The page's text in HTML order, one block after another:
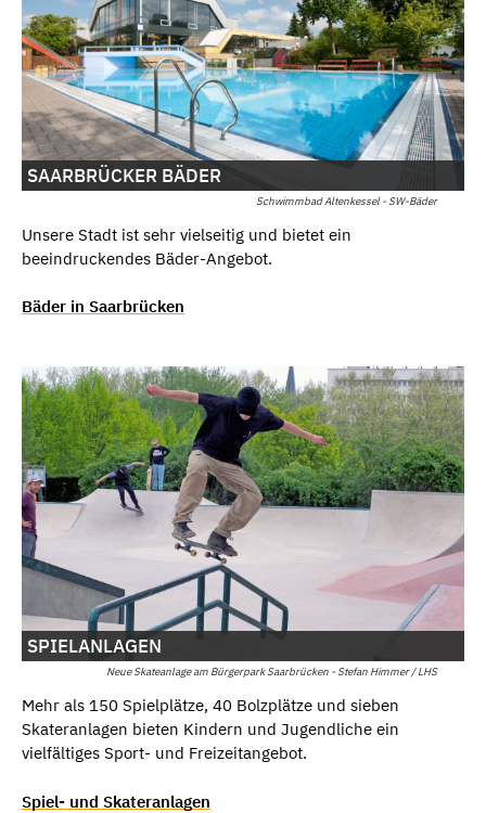
Schwimmbad Altenkessel - SW-Bäder
SAARBRÜCKER BÄDER
Unsere Stadt ist sehr vielseitig und bietet ein
beeindruckendes Bäder-Angebot.
Bäder in Saarbrücken
Neue Skateanlage am Bürgerpark Saarbrücken - Stefan Himmer / LHS
SPIELANLAGEN
Mehr als 150 Spielplätze, 40 Bolzplätze und sieben
Skateranlagen bieten Kindern und Jugendliche ein
vielfältiges Sport- und Freizeitangebot.
Spiel- und Skateranlagen